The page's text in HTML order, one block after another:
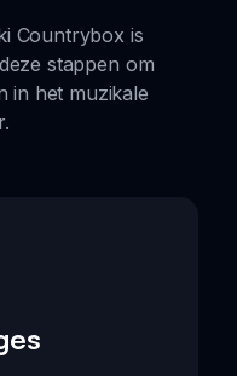
Countrybox is
stappen om
in het muzikale